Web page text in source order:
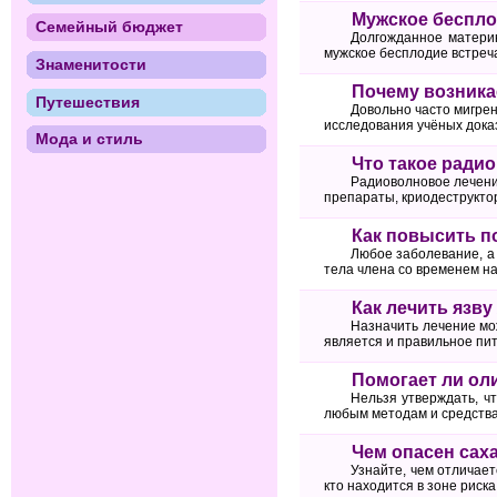
Мужское
Долгожданное
мужское бесплодие
Почему
Довольно часто
исследования учёных
Что такое
Радиоволновое
препараты,
Как повысить
Любое заболевание, а
тела члена со временем
Как лечить
Назначить лечение
является и правильное
Помогает ли
Нельзя утверждать,
любым методам и
Чем опасен
Узнайте, чем
кто находится в зоне
Семейный бюджет
Знаменитости
Путешествия
Мода и стиль